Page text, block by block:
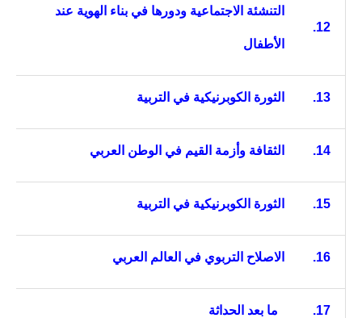
12.
التنشئة الاجتماعية ودورها في بناء الهوية عند
الأطفال
13. الثورة الكوبرنيكية في التربية
14. الثقافة وأزمة القيم في الوطن العربي
15. الثورة الكوبرنيكية في التربية
16. الاصلاح التربوي في العالم العربي
17. ما بعد الحداثة